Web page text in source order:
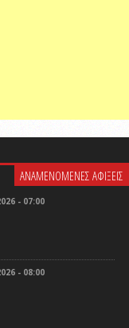
ΑΝΑΜΕΝΟΜΕΝΕΣ ΑΦΙΞΕΙΣ
- 07:00
- 08:00